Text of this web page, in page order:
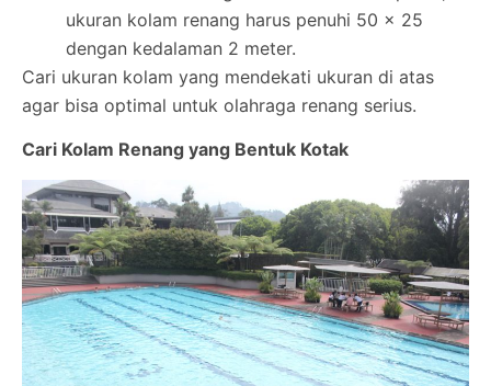
ukuran kolam renang harus penuhi 50 x 25
dengan kedalaman 2 meter.
Cari ukuran kolam yang mendekati ukuran di atas
agar bisa optimal untuk olahraga renang serius.
Cari Kolam Renang yang Bentuk Kotak